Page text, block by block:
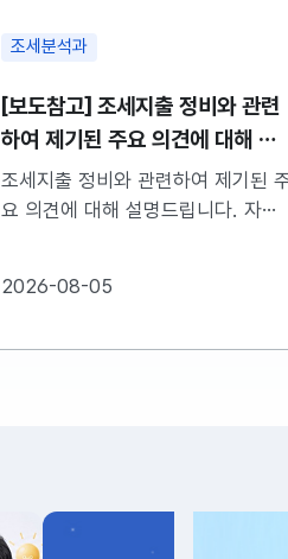
조세분석과
[보도참고] 조세지출 정비와 관련
하여 제기된 주요 의견에 대해 설
명드립니다
조세지출 정비와 관련하여 제기된
요 의견에 대해 설명드립니다. 자세
2026-08-05